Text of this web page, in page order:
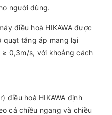
người dùng.
điều hoà HIKAWA được
quạt tăng áp mang lại
≥ 0,3m/s, với khoảng cách
điều hoà HIKAWA định
cả chiều ngang và chiều